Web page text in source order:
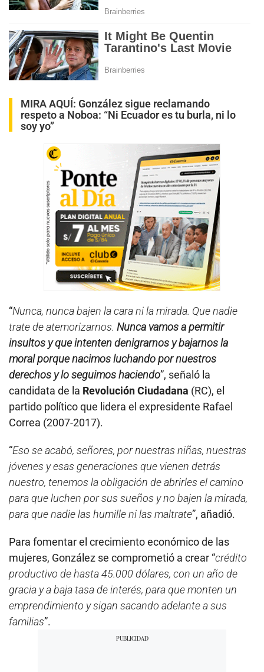
MIRA AQUÍ: González sigue reclamando
respeto a Noboa: “Ni Ecuador es tu burla, ni lo
soy yo”
“Nunca, nunca bajen la cara ni la mirada. Que nadie
trate de atemorizarnos. Nunca vamos a permitir
insultos y que intenten denigrarnos y bajarnos la
moral porque nacimos luchando por nuestros
derechos y lo seguimos haciendo”, señaló la
candidata de la Revolución Ciudadana (RC), el
partido político que lidera el expresidente Rafael
Correa (2007-2017).
“Eso se acabó, señores, por nuestras niñas, nuestras
jóvenes y esas generaciones que vienen detrás
nuestro, tenemos la obligación de abrirles el camino
para que luchen por sus sueños y no bajen la mirada,
para que nadie las humille ni las maltrate”, añadió.
Para fomentar el crecimiento económico de las
mujeres, González se comprometió a crear “crédito
productivo de hasta 45.000 dólares, con un año de
gracia y a baja tasa de interés, para que monten un
emprendimiento y sigan sacando adelante a sus
familias”.